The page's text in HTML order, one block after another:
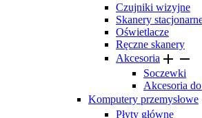
Czujniki wizyjne
Skanery
Oświetlacze
Ręczne skanery
Akcesoria  
Soczewki
Akcesoria
Komputery przemysłowe
Płyty główne